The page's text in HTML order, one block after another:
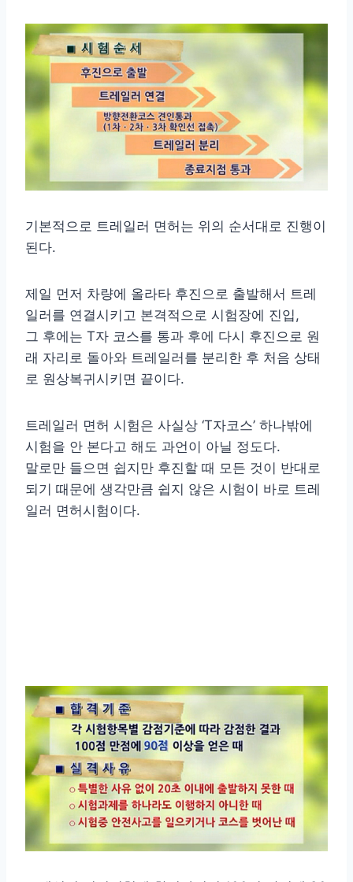
기본적으로 트레일러 면허는 위의 순서대로 진행이
된다.
제일 먼저 차량에 올라타 후진으로 출발해서 트레
일러를 연결시키고 본격적으로 시험장에 진입,
그 후에는 T자 코스를 통과 후에 다시 후진으로 원
래 자리로 돌아와 트레일러를 분리한 후 처음 상태
로 원상복귀시키면 끝이다.
트레일러 면허 시험은 사실상 ‘T자코스’ 하나밖에
시험을 안 본다고 해도 과언이 아닐 정도다.
말로만 들으면 쉽지만 후진할 때 모든 것이 반대로
되기 때문에 생각만큼 쉽지 않은 시험이 바로 트레
일러 면허시험이다.